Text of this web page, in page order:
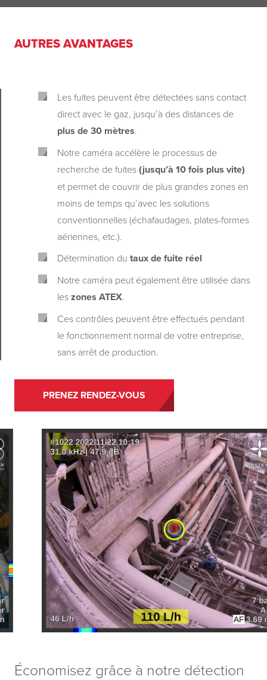
AUTRES AVANTAGES
Les fuites peuvent être détectées sans contact
direct avec le gaz, jusqu’à des distances de
plus de 30 mètres.
Notre caméra accélère le processus de
recherche de fuites(jusqu’à 10 fois plus vite)
et permet de couvrir de plus grandes zones en
moins de temps qu’avec les solutions
conventionnelles (échafaudages, plates-formes
aériennes, etc.).
Détermination du taux de fuite réel
Notre caméra peut également être utilisée dans
leszones ATEX.
Ces contrôles peuvent être effectués pendant
le fonctionnement normal de votre entreprise,
sans arrêt de production.
PRENEZ RENDEZ-VOUS
Économisez grâce à notre détection